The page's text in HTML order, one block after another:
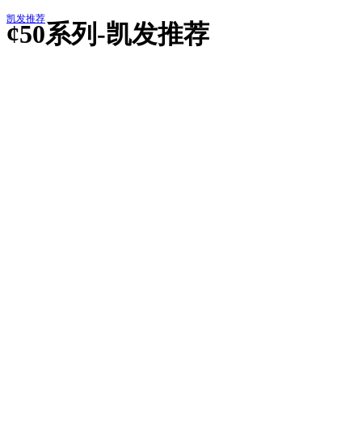
¢50系列-凯发推荐
凯发推荐